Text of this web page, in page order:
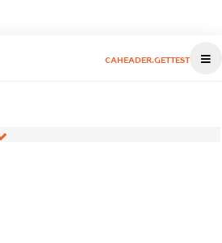
CAHEADER.GETTEST